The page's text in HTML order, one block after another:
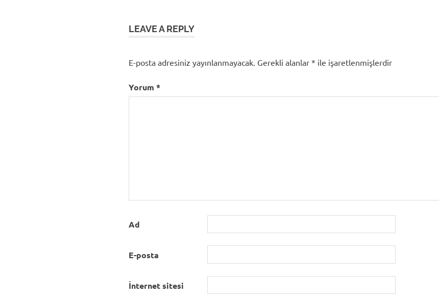
LEAVE A REPLY
E-posta adresiniz yayınlanmayacak. Gerekli alanlar * ile işaretlenmişlerdir
Yorum *
Ad
E-posta
İnternet sitesi